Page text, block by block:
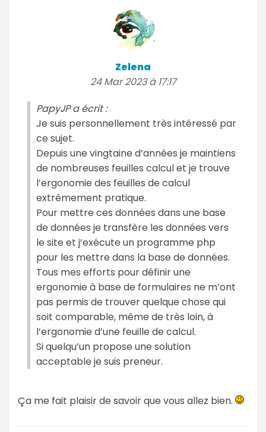
Zelena
24 Mar 2023 à 17:17
PapyJP a écrit :
Je suis personnellement très intéressé par
ce sujet.
Depuis une vingtaine d’années je maintiens
de nombreuses feuilles calcul et je trouve
l’ergonomie des feuilles de calcul
extrêmement pratique.
Pour mettre ces données dans une base
de données je transfère les données vers
le site et j’exécute un programme php
pour les mettre dans la base de données.
Tous mes efforts pour définir une
ergonomie à base de formulaires ne m’ont
pas permis de trouver quelque chose qui
soit comparable, même de très loin, à
l’ergonomie d’une feuille de calcul.
Si quelqu’un propose une solution
acceptable je suis preneur.
Ça me fait plaisir de savoir que vous allez bien.